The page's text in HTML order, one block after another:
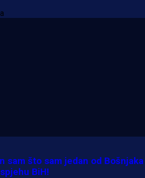
sam što sam jedan od Bošnjaka
BiH!